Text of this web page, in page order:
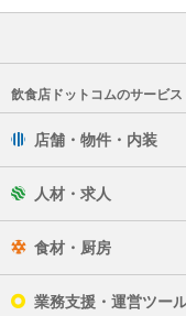
飲食店ドットコムのサービス
店舗・物件・内装
人材・求人
食材・厨房
業務支援・運営ツー